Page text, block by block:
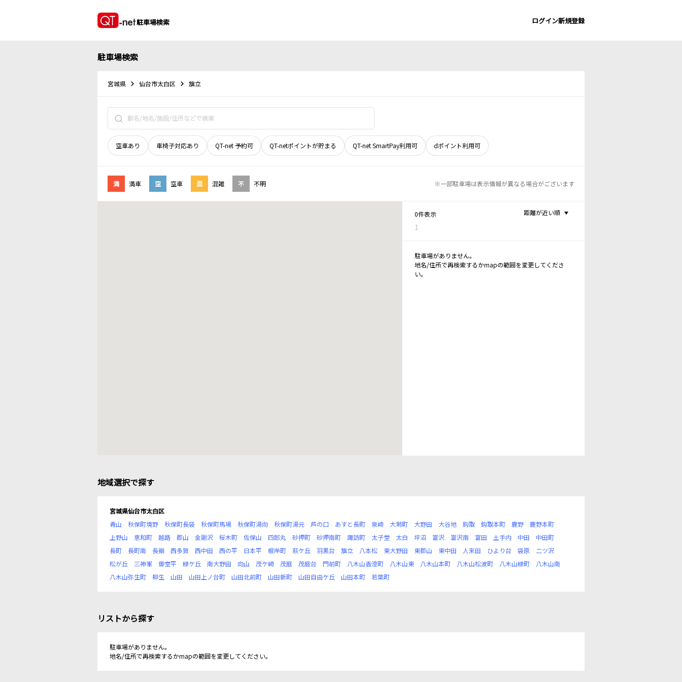
駐車場検索 ログイン新規登録
駐車場検索
宮城県 仙台市太白区 旗立
空車あり 車椅子対応あり QT-net 予約可 QT-netポイントが貯まる QT-net SmartPay利用可 dポイント利用可
満 満車 空 空車 混 混雑 不 不明 ※一部駐車場は表示情報が異なる場合がございます
0件表示
1
距離が近い順
駐車場がありません。
地名/住所で再検索するかmapの範囲を変更してくださ
い。
地域選択で探す
宮城県仙台市太白区
青山
秋保町境野 秋保町長袋 秋保町馬場 秋保町湯向 秋保町湯元 芦の口 あすと長町 泉崎 大塒町 大野田 大谷地 鈎取 鈎取本町 鹿野
鹿野本町
上野山
恵和町 越路 郡山 金剛沢 桜木町 佐保山 四郎丸 砂押町 砂押南町 諏訪町 太子堂 太白 坪沼 富沢 富沢南 富田 土手内 中田
中田町
長町
長町南 長嶺 西多賀 西中田 西の平 日本平 根岸町 萩ケ丘 羽黒台 旗立 八本松 東大野田 東郡山 東中田 人来田 ひより台 袋原
二ツ沢
松が丘
三神峯 御堂平 緑ケ丘 南大野田 向山 茂ケ崎 茂庭 茂庭台 門前町 八木山香澄町 八木山東 八木山本町 八木山松波町 八木山緑町
八木山南
八木山弥生町
柳生 山田 山田上ノ台町 山田北前町 山田新町 山田自由ケ丘 山田本町 若葉町
リストから探す
駐車場がありません。
地名/住所で再検索するかmapの範囲を変更してください。